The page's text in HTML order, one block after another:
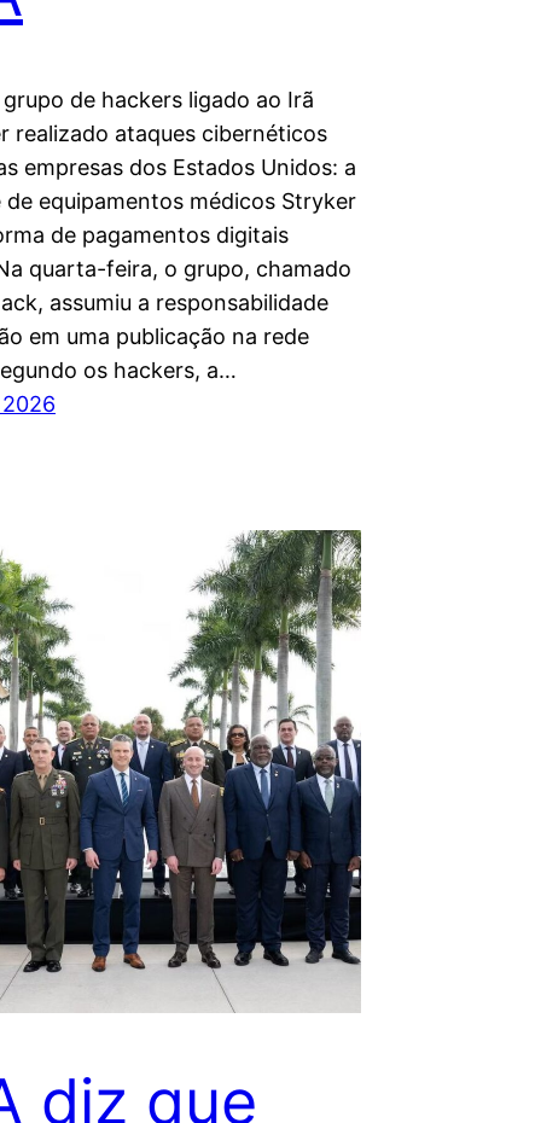
grupo de hackers ligado ao Irã
realizado ataques cibernéticos
empresas dos Estados Unidos: a
equipamentos médicos Stryker
de pagamentos digitais
quarta-feira, o grupo, chamado
assumiu a responsabilidade
em uma publicação na rede
os hackers, a…
diz que